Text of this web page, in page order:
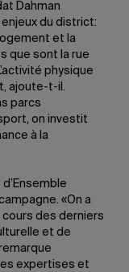
Dahman
du district:
et la
que sont la rue
physique
ajoute-t-il.
parcs
on investit
à la
«On a
cours des derniers
et de
expertises et